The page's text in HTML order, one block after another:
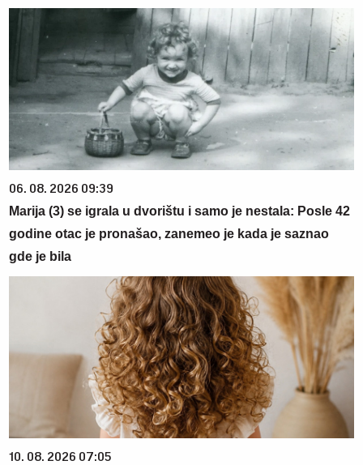
06. 08. 2026 09:39
Marija (3) se igrala u dvorištu i samo je nestala: Posle 42
godine otac je pronašao, zanemeo je kada je saznao
gde je bila
10. 08. 2026 07:05